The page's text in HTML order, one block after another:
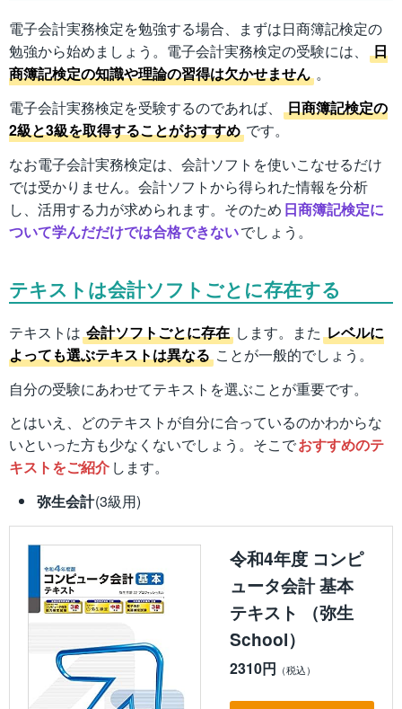
電子会計実務検定を勉強する場合、まずは日商簿記検定の
勉強から始めましょう。電子会計実務検定の受験には、
日
商簿記検定の知識や理論の習得は欠かせません 。
電子会計実務検定を受験するのであれば、
日商簿記検定の
2級と3級を取得することがおすすめ です。
なお電子会計実務検定は、会計ソフトを使いこなせるだけ
では受かりません。会計ソフトから得られた情報を分析
し、活用する力が求められます。そのため 日商簿記検定に
ついて学んだだけでは合格できないでしょう。
テキストは会計ソフトごとに存在する
テキストは 会計ソフトごとに存在 します。また レベルに
よっても選ぶテキストは異なる ことが一般的でしょう。
自分の受験にあわせてテキストを選ぶことが重要です。
とはいえ、どのテキストが自分に合っているのかわからな
いといった方も少なくないでしょう。そこでおすすめのテ
キストをご紹介 します。
弥生会計(3級用)
令和4年度 コンピ
ュータ会計 基本
テキスト （弥生
School）
2310円